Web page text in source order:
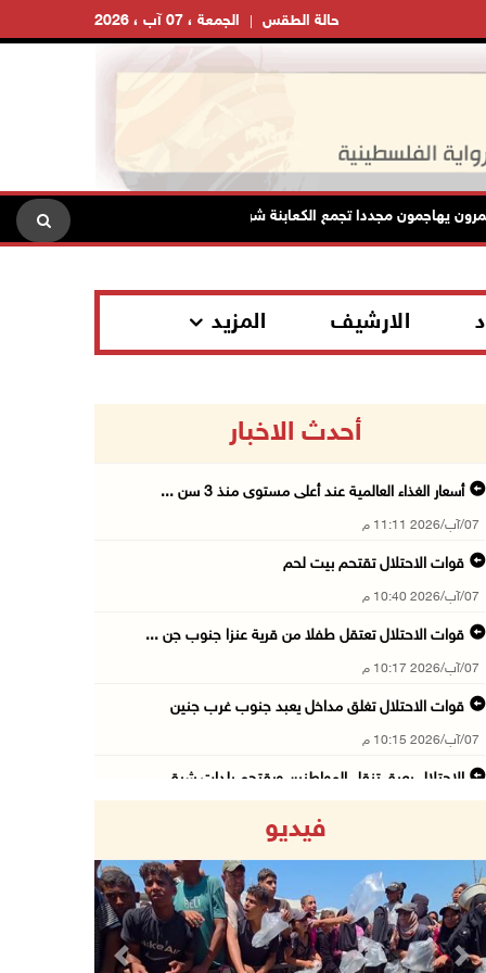
الجمعة ، 07 آب ، 2026 حالة الطقس
مجددا تجمع الكعابنة شرق الطيبة برام الله الرئاسة
الارشيف المزيد
أحدث الاخبار
أسعار الغذاء العالمية عند أعلى مستوى منذ 3 سن ...
07/آب/2026 11:11 م
قوات الاحتلال تقتحم بيت لحم
07/آب/2026 10:40 م
قوات الاحتلال تعتقل طفلا من قرية عنزا جنوب جن ...
07/آب/2026 10:17 م
قوات الاحتلال تغلق مداخل يعبد جنوب غرب جنين
07/آب/2026 10:15 م
الاحتلال يعيق تنقل المواطنين ويقتحم بلدات شرق ...
07/آب/2026 08:48 م
نادي الأسير: تجديد أمرَ منع زيارات الأسرى إجر ...
07/آب/2026 08:24 م
فيديو
Previous Next